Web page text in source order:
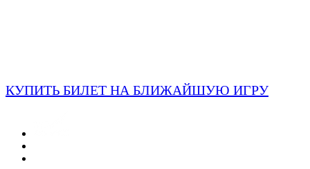
КУПИТЬ БИЛЕТ НА БЛИЖАЙШУЮ ИГРУ